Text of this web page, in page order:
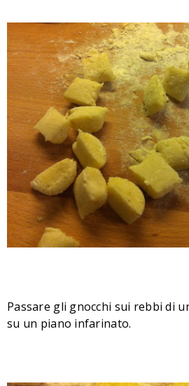
Passare gli gnocchi sui rebbi di
su un piano infarinato.